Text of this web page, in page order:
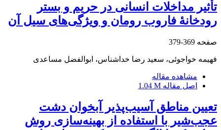
تأثیر مداخلات انسانی در حریم و بستر
رودخانۀ فاروب رومان و ویژگی‌های سیل آن
صفحه 369-379
فهیمه خواجوئی، سعید رضا خداشناس، ابوالفضل مساعدی
مشاهده مقاله
اصل مقاله 1.04 M
تعیین مناطق آسیب‌پذیر آبخوان دشت
عجب‌شیر با استفاده از بهینه‌سازی روش